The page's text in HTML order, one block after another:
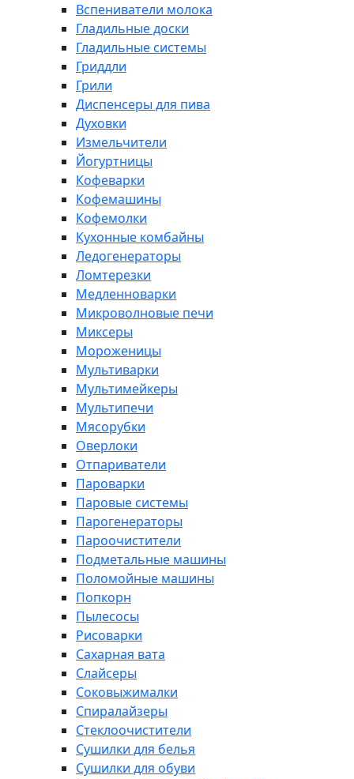
Вспениватели молока
Гладильные доски
Гладильные системы
Гриддли
Грили
Диспенсеры для пива
Духовки
Измельчители
Йогуртницы
Кофеварки
Кофемашины
Кофемолки
Кухонные комбайны
Ледогенераторы
Ломтерезки
Медленноварки
Микроволновые печи
Миксеры
Мороженицы
Мультиварки
Мультимейкеры
Мультипечи
Мясорубки
Оверлоки
Отпариватели
Пароварки
Паровые системы
Парогенераторы
Пароочистители
Подметальные машины
Поломойные машины
Попкорн
Пылесосы
Рисоварки
Сахарная вата
Слайсеры
Соковыжималки
Спиралайзеры
Стеклоочистители
Сушилки для белья
Сушилки для обуви